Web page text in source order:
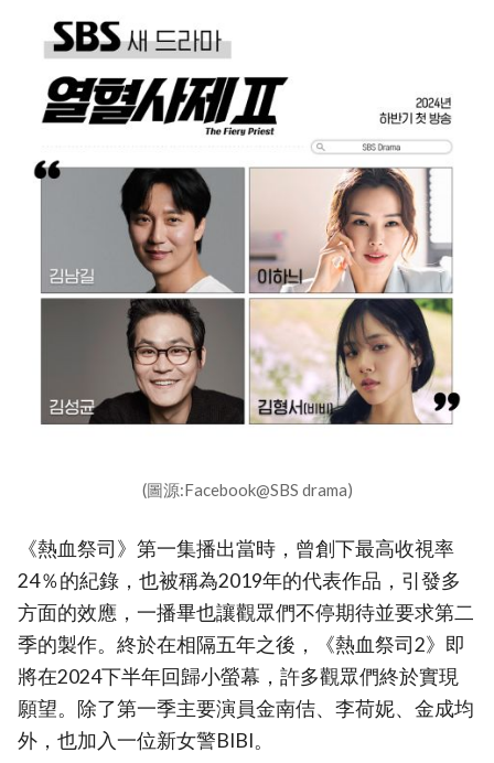
(圖源:Facebook@SBS drama)
《熱血祭司》第一集播出當時，曾創下最高收視率
24％的紀錄，也被稱為2019年的代表作品，引發多
方面的效應，一播畢也讓觀眾們不停期待並要求第二
季的製作。終於在相隔五年之後，《熱血祭司2》即
將在2024下半年回歸小螢幕，許多觀眾們終於實現
願望。除了第一季主要演員金南佶、李荷妮、金成均
外，也加入一位新女警BIBI。